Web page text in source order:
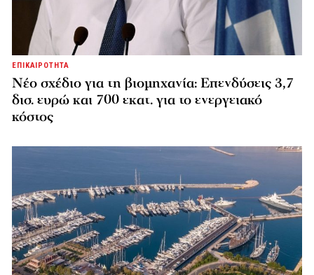
ΕΠΙΚΑΙΡΟΤΗΤΑ
Νέο σχέδιο για τη βιομηχανία: Επενδύσεις 3,7
δισ. ευρώ και 700 εκατ. για το ενεργειακό
κόστος